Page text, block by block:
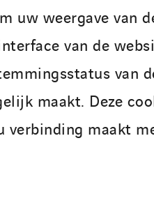
uw weergave van
van de
van
maakt. Deze
verbinding maakt